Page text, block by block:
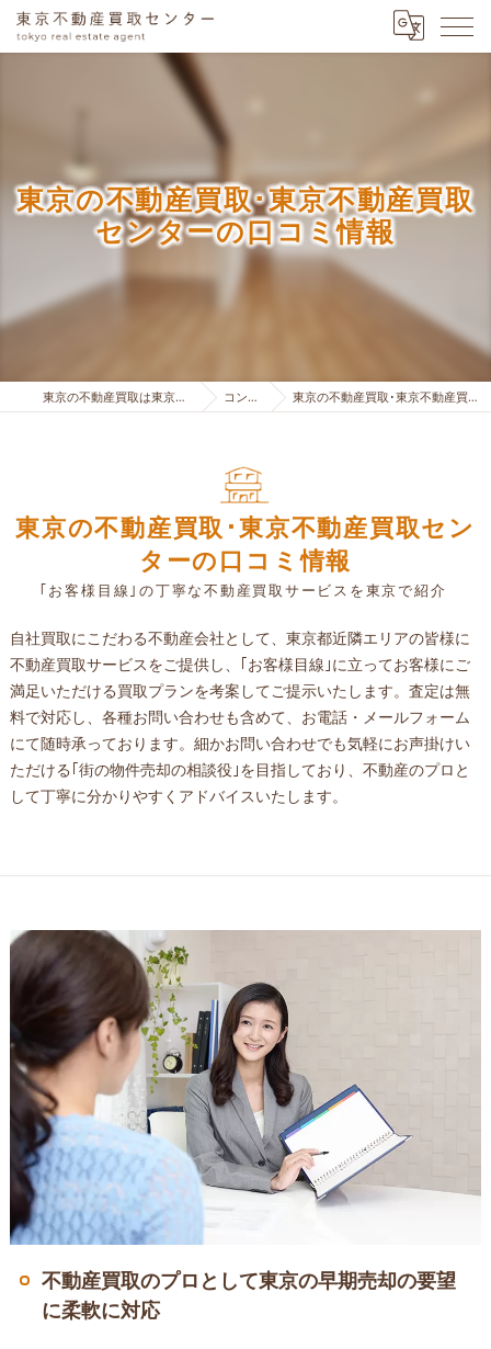
東京の不動産買取･東京不動産買取
センターの口コミ情報
東京の不動産買取は東京不動産買取センター コンセプト 東京の不動産買取･東京不動産買取センターの口コミ情報
｢お客様目線｣の丁寧な不動産買取サービスを東京で紹介
東京の不動産買取･東京不動産買取セン
ターの口コミ情報
自社買取にこだわる不動産会社として、東京都近隣エリアの皆様に
不動産買取サービスをご提供し、｢お客様目線｣に立ってお客様にご
満足いただける買取プランを考案してご提示いたします。査定は無
料で対応し、各種お問い合わせも含めて、お電話・メールフォーム
にて随時承っております。細かお問い合わせでも気軽にお声掛けい
ただける｢街の物件売却の相談役｣を目指しており、不動産のプロと
して丁寧に分かりやすくアドバイスいたします。
不動産買取のプロとして東京の早期売却の要望
に柔軟に対応